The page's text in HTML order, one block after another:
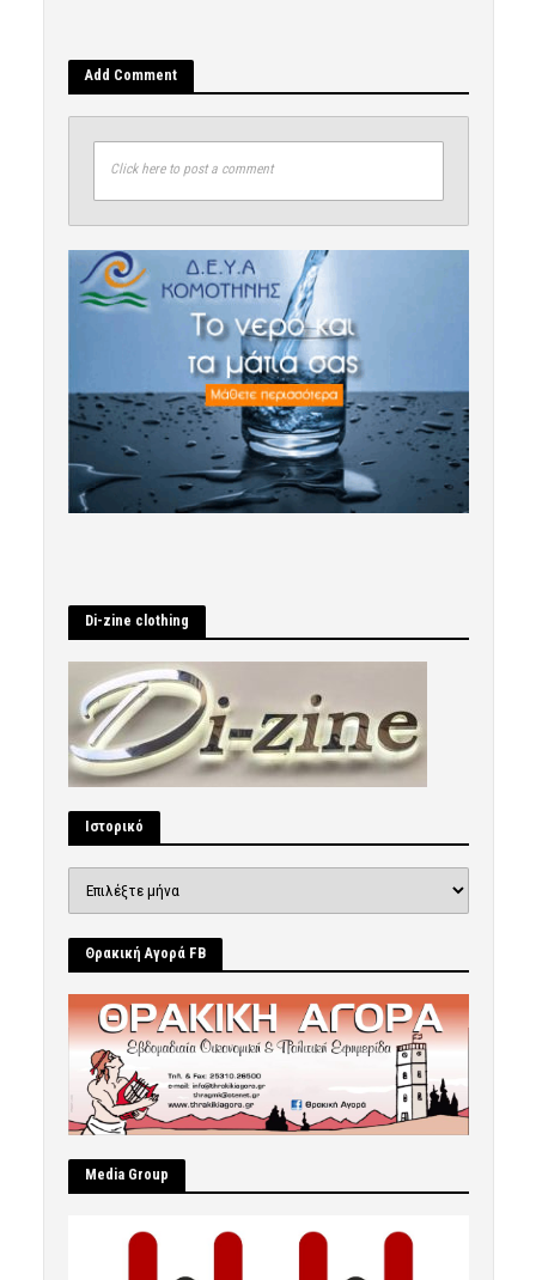
Add Comment
Click here to post a comment
Di-zine clothing
Ιστορικό
Θρακική Αγορά FB
Μedia Group